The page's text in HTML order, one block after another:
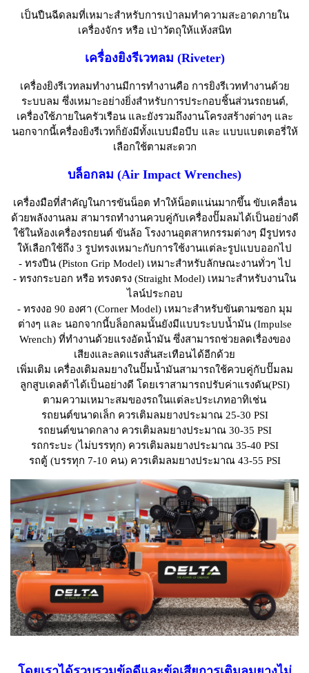
เป็นปืนฉีดลมที่เหมาะสำหรับการเป่าลมทำความสะอาดภายใน
เครื่องจักร หรือ เป่าวัตถุให้แห้งสนิท
เครื่องยิงรีเวทลม (Riveter)
เครื่องยิงรีเวทลมทำงานมีการทำงานคือ การยิงรีเวททำงานด้วย
ระบบลม ซึ่งเหมาะอย่างยิ่งสำหรับการประกอบชิ้นส่วนรถยนต์,
เครื่องใช้ภายในครัวเรือน และยังรวมถึงงานโครงสร้างต่างๆ และ
นอกจากนี้เครื่องยิงรีเวทก็ยังมีทั้งแบบมือบีบ และ แบบแบตเตอรี่ให้
เลือกใช้ตามสะดวก
บล็อกลม (Air Impact Wrenches)
เครื่องมือที่สำคัญในการขันน็อต ทำให้น็อตแน่นมากขึ้น ขับเคลื่อน
ด้วยพลังงานลม สามารถทำงานควบคู่กับเครื่องปั๊มลมได้เป็นอย่างดี
ใช้ในห้องเครื่องรถยนต์ ขันล้อ โรงงานอุตสาหกรรมต่างๆ มีรูปทรง
ให้เลือกใช้ถึง 3 รูปทรงเหมาะกับการใช้งานแต่ละรูปแบบออกไป
- ทรงปืน (Piston Grip Model) เหมาะสำหรับลักษณะงานทั่วๆ ไป
- ทรงกระบอก หรือ ทรงตรง (Straight Model) เหมาะสำหรับงานใน
ไลน์ประกอบ
- ทรงงอ 90 องศา (Corner Model) เหมาะสำหรับขันตามซอก มุม
ต่างๆ และ นอกจากนี้บล็อกลมนั้นยังมีแบบระบบน้ำมัน (Impulse
Wrench) ที่ทำงานด้วยแรงอัดน้ำมัน ซึ่งสามารถช่วยลดเรื่องของ
เสียงและลดแรงสั่นสะเทือนได้อีกด้วย
เพิ่มเติม เครื่องเติมลมยางในปั๊มน้ำมันสามารถใช้ควบคู่กับปั๊มลม
ลูกสูบเดลต้าได้เป็นอย่างดี โดยเราสามารถปรับค่าแรงดัน(PSI)
ตามความเหมาะสมของรถในแต่ละประเภทอาทิเช่น
รถยนต์ขนาดเล็ก ควรเติมลมยางประมาณ 25-30 PSI
รถยนต์ขนาดกลาง ควรเติมลมยางประมาณ 30-35 PSI
รถกระบะ (ไม่บรรทุก) ควรเติมลมยางประมาณ 35-40 PSI
รถตู้ (บรรทุก 7-10 คน) ควรเติมลมยางประมาณ 43-55 PSI